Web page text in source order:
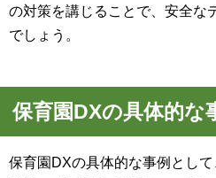
の対策を講じることで、安全な
でしょう。
保育園DXの具体的な
保育園DXの具体的な事例として